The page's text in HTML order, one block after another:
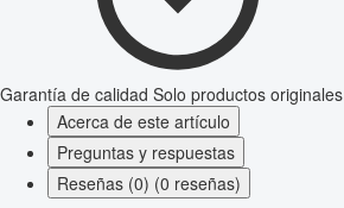
Garantía de calidad Solo productos originales
Acerca de este artículo
Preguntas y respuestas
Reseñas (0) (0 reseñas)